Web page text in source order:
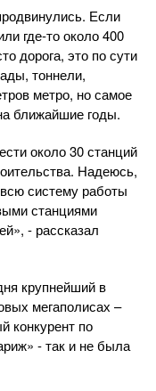
Если
где‑то около 400
дорога, это по сути
тоннели,
метро, но самое
ближайшие годы.
около 30 станций
Надеюсь,
систему работы
станциями
- рассказал
крупнейший в
мегаполисах –
конкурент по
- так и не была